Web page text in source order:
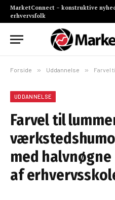
MarketConnect – konstruktive
erhvervsfolk
Forside » Uddannelse » Farvel til
UDDANNELSE
Farvel til
med
af